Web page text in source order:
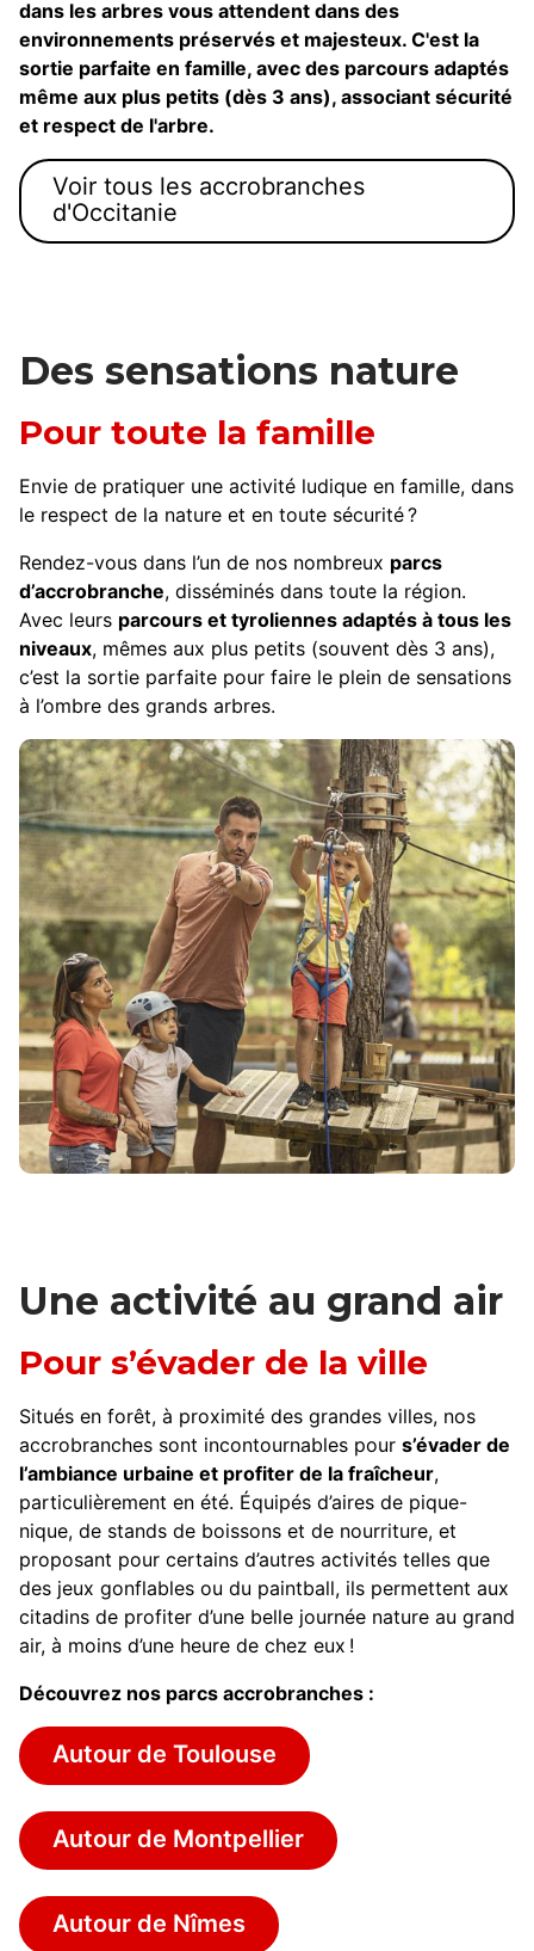
dans les arbres vous attendent dans des
environnements préservés et majesteux. C'est la
sortie parfaite en famille, avec des parcours adaptés
même aux plus petits (dès 3 ans), associant sécurité
et respect de l'arbre.
Voir tous les accrobranches
d'Occitanie
Des sensations nature
Pour toute la famille
Envie de pratiquer une activité ludique en famille, dans
le respect de la nature et en toute sécurité ?
Rendez-vous dans l’un de nos nombreux parcs
d’accrobranche, disséminés dans toute la région.
Avec leurs parcours et tyroliennes adaptés à tous les
niveaux, mêmes aux plus petits (souvent dès 3 ans),
c’est la sortie parfaite pour faire le plein de sensations
à l’ombre des grands arbres.
Une activité au grand air
Pour s’évader de la ville
Situés en forêt, à proximité des grandes villes, nos
accrobranches sont incontournables pour s’évader de
l’ambiance urbaine et profiter de la fraîcheur,
particulièrement en été. Équipés d’aires de pique-
nique, de stands de boissons et de nourriture, et
proposant pour certains d’autres activités telles que
des jeux gonflables ou du paintball, ils permettent aux
citadins de profiter d’une belle journée nature au grand
air, à moins d’une heure de chez eux !
Découvrez nos parcs accrobranches :
Autour de Toulouse
Autour de Montpellier
Autour de Nîmes